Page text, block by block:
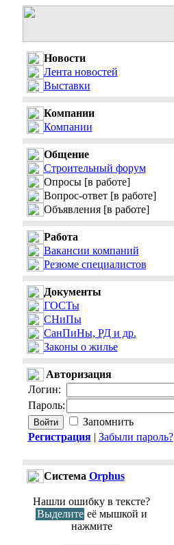
Новости
Лента новостей
Выставки
Компании
Компании
Общение
Строительный форум
Опросы [в работе]
Вопрос-ответ [в работе]
Объявления [в работе]
Работа
Вакансии компаний
Резюме специалистов
Документы
ГОСТы
СНиПы
СанПиНы, РД и др.
Законы о жилье
Авторизация
Логин:
Пароль:
Запомнить
Регистрация| Забыли пароль?
Cистема Orphus
Нашли ошибку в тексте?
Выделите её мышкой и
нажмите